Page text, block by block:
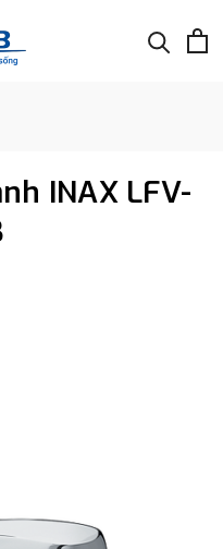
INAX LFV-